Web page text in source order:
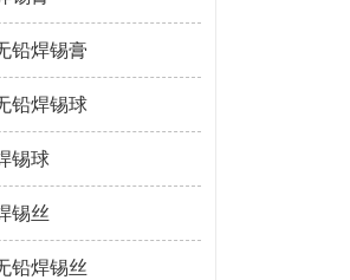
铅焊锡膏
铅焊锡球
锡球
锡丝
铅焊锡丝